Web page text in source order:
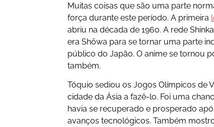
Muitas coisas que são uma parte
força durante este período. A primeira
abriu na década de 1960. A rede
era Shōwa para se tornar uma parte
público do Japão. O anime se tornou
também.
Tóquio sediou os Jogos Olímpicos de
cidade da Ásia a fazê-lo. Foi uma
havia se recuperado e prosperado
avanços tecnológicos. Também